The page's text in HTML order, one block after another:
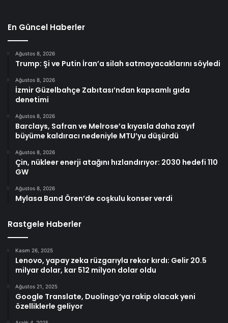
En Güncel Haberler
Ağustos 8, 2026
Trump: Şi ve Putin İran’a silah satmayacaklarını söyledi
Ağustos 8, 2026
İzmir Güzelbahçe Zabıtası’ndan kapsamlı gıda
denetimi
Ağustos 8, 2026
Barclays, Safran ve Melrose’a kıyasla daha zayıf
büyüme kaldıracı nedeniyle MTU’yu düşürdü
Ağustos 8, 2026
Çin, nükleer enerji atağını hızlandırıyor: 2030 hedefi 110
GW
Ağustos 8, 2026
Mylasa Band Ören’de coşkulu konser verdi
Rastgele Haberler
Kasım 26, 2025
Lenovo, yapay zeka rüzgarıyla rekor kırdı: Gelir 20.5
milyar dolar, kar 512 milyon dolar oldu
Ağustos 21, 2025
Google Translate, Duolingo’ya rakip olacak yeni
özelliklerle geliyor